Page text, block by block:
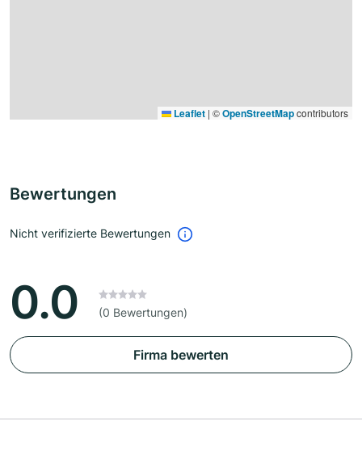
Leaflet | ©OpenStreetMapcontributors
Bewertungen
Nicht verifizierte Bewertungen
0.0 (0 Bewertungen)
Firma bewerten